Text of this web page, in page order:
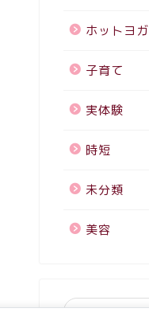
ホットヨガ
子育て
実体験
時短
未分類
美容